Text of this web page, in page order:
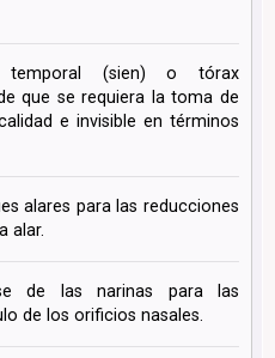
temporal (sien) o tórax
que se requiera la toma de
e invisible en términos
alares para las reducciones
alar.
de las narinas para las
de los orificios nasales.